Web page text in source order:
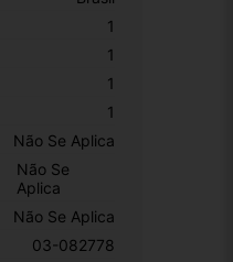
1
1
1
1
Não Se Aplica
Não Se
Aplica
Não Se Aplica
03-082778